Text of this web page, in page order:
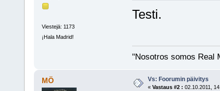
Viestejä: 1173
¡Hala Madrid!
Testi.
"Nosotros somos Real
MÖ Vs: Foorumin päivitys
« Vastaus #2 : 02.10.2011,